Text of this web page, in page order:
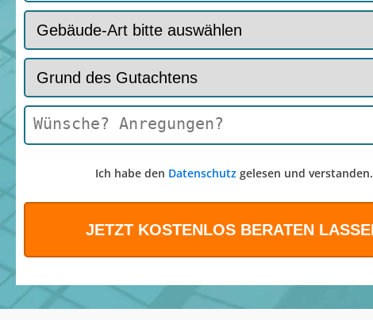
Ich habe den Datenschutzgelesen und verstanden.